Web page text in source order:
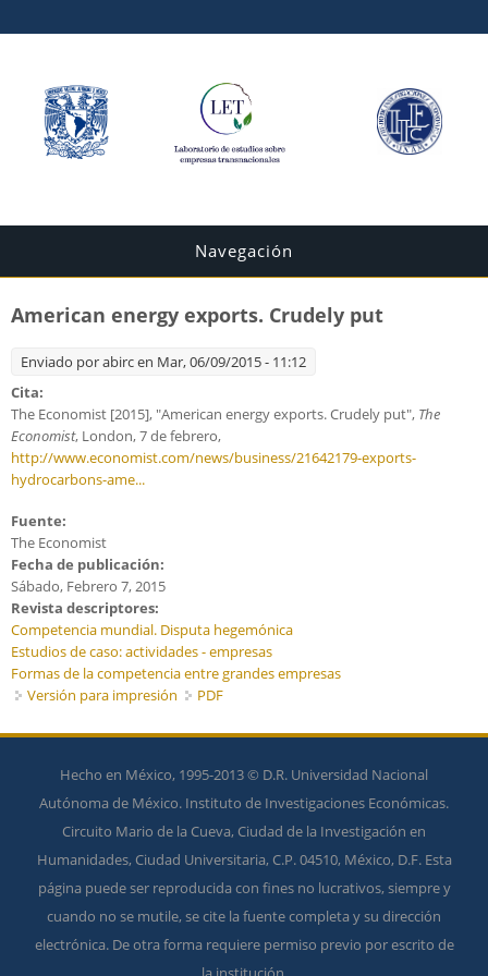
Navegación
American energy exports. Crudely put
Enviado porabircen Mar, 06/09/2015 - 11:12
Cita:
The Economist [2015], "American energy exports. Crudely put", The
Economist, London, 7 de febrero,
http://www.economist.com/news/business/21642179-exports-
hydrocarbons-ame...
Fuente:
The Economist
Fecha de publicación:
Sábado, Febrero 7, 2015
Revista descriptores:
Competencia mundial. Disputa hegemónica
Estudios de caso: actividades - empresas
Formas de la competencia entre grandes empresas
Versión para impresión
PDF
Hecho en México, 1995-2013 © D.R. Universidad Nacional
Autónoma de México. Instituto de Investigaciones Económicas.
Circuito Mario de la Cueva, Ciudad de la Investigación en
Humanidades, Ciudad Universitaria, C.P. 04510, México, D.F. Esta
página puede ser reproducida con fines no lucrativos, siempre y
cuando no se mutile, se cite la fuente completa y su dirección
electrónica. De otra forma requiere permiso previo por escrito de